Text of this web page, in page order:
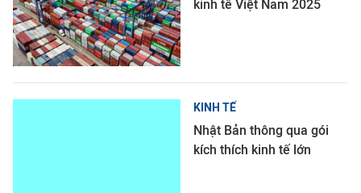
kinh tế Việt Nam 2025
KINH TẾ
Nhật Bản thông qua gói
kích thích kinh tế lớn